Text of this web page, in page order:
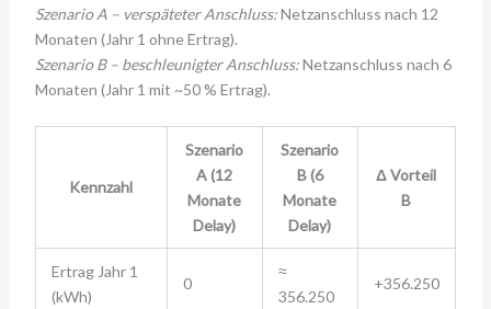
Szenario A – verspäteter Anschluss:Netzanschluss nach 12
Monaten (Jahr 1 ohne Ertrag).
Szenario B – beschleunigter Anschluss:Netzanschluss nach 6
Monaten (Jahr 1 mit ~50 % Ertrag).
Kennzahl
Szenario
A (12
Monate
Delay)
Szenario
B (6
Monate
Delay)
Δ Vorteil
B
Ertrag Jahr 1
(kWh)
0
≈
356.250
+356.250